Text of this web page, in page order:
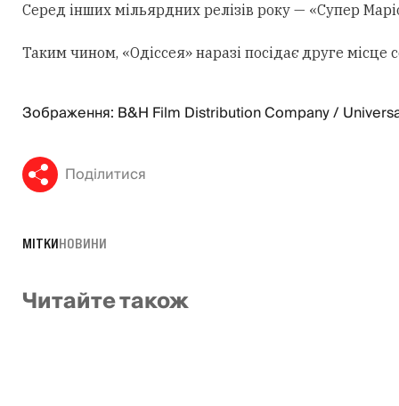
Серед інших мільярдних релізів року — «Супер
Таким чином, «Одіссея» наразі посідає друге
Зображення: B&H Film Distribution Company /
Поділитися
МІТКИНОВИНИ
Читайте також